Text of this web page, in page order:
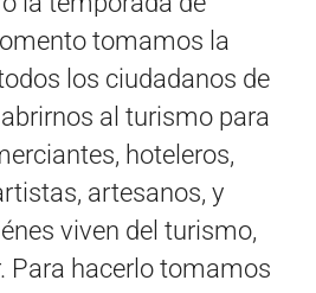
tomamos la
los ciudadanos de
al turismo para
hoteleros,
artesanos, y
viven del turismo,
Para hacerlo tomamos